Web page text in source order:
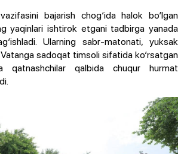
bajarish chog‘ida halok bo‘lgan
yaqinlari ishtirok etgani tadbirga yanada
Ularning sabr-matonati, yuksak
sadoqat timsoli sifatida ko‘rsatgan
qatnashchilar qalbida chuqur hurmat